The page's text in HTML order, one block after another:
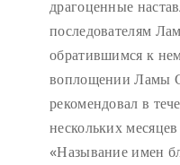
драгоценные
последователям
обратившимся к
воплощении Ламы
рекомендовал в
нескольких
«Называние имен